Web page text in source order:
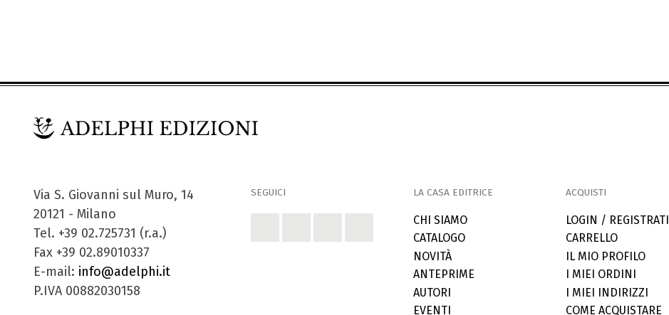
Via S. Giovanni sul Muro, 14
20121 - Milano
Tel. +39 02.725731 (r.a.)
Fax +39 02.89010337
E-mail: info@adelphi.it
P.IVA 00882030158
SEGUICI LA CASA EDITRICE
CHI SIAMO
CATALOGO
NOVITÀ
ANTEPRIME
AUTORI
EVENTI
ACQUISTI
LOGIN / REGISTRATI
CARRELLO
IL MIO PROFILO
I MIEI ORDINI
I MIEI INDIRIZZI
COME ACQUISTARE